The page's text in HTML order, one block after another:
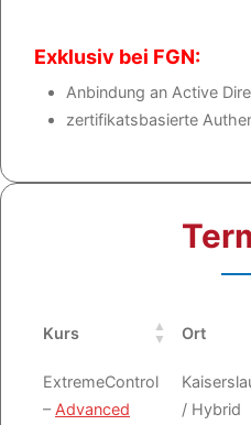
Exklusiv bei FGN:
Anbindung an Active
zertifikatsbasierte
Kurs Ort
Kurs Ort
ExtremeControl
– Advanced
/ Hybrid